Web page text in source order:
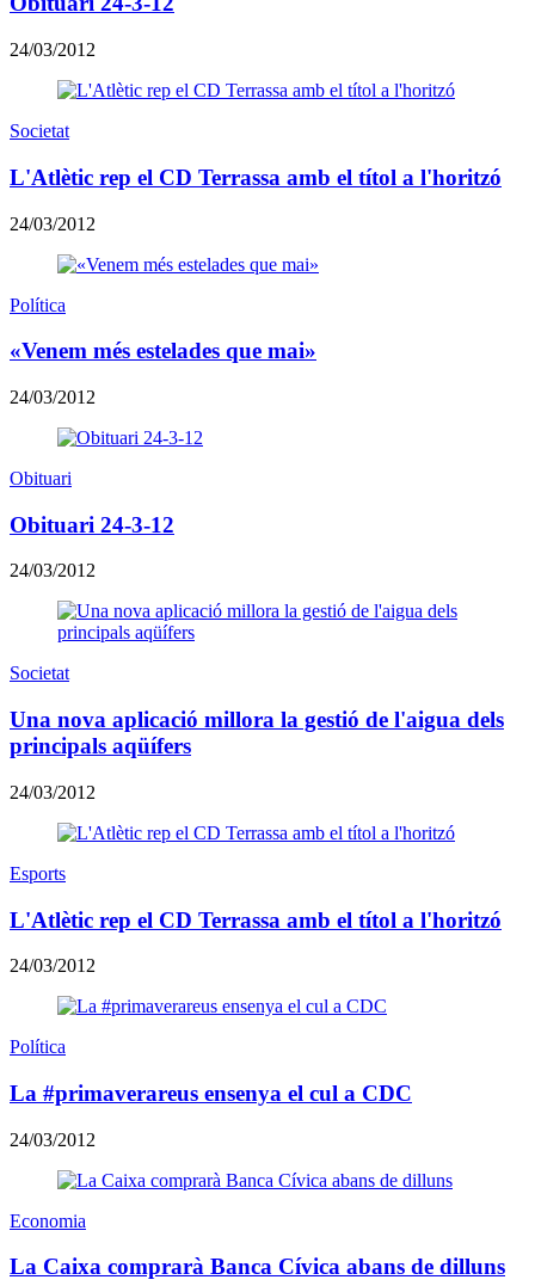
24/03/2012
Societat
L'Atlètic rep el CD Terrassa amb el títol a l'horitzó
24/03/2012
Política
«Venem més estelades que mai»
24/03/2012
Obituari
Obituari 24-3-12
24/03/2012
Societat
Una nova aplicació millora la gestió de l'aigua dels
principals aqüífers
24/03/2012
Esports
L'Atlètic rep el CD Terrassa amb el títol a l'horitzó
24/03/2012
Política
La #primaverareus ensenya el cul a CDC
24/03/2012
Economia
La Caixa comprarà Banca Cívica abans de dilluns